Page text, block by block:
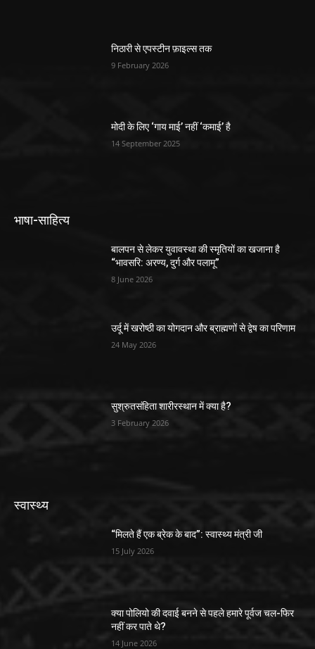
निठारी से एपस्टीन फ़ाइल्स तक
9 February 2026
मोदी के लिए ‘गाय माई’ नहीं ‘कमाई’ है
14 September 2025
भाषा-साहित्य
बालपन से लेकर युवावस्था की स्मृतियों का खजाना है
“भावसरि: अरण्य, दुर्ग और पलामू”
8 June 2026
उर्दू में खरोष्ठी का योगदान और ब्राह्मणों से द्वेष का परिणाम
24 May 2026
सुश्रुतसंहिता शारीरस्थान में क्या है?
3 February 2026
स्वास्थ्य
“मिलते हैं एक ब्रेक के बाद”: स्वास्थ्य मंत्री जी
15 July 2026
क्या पोलियो की दवाई बनने से पहले हमारे पूर्वज चल-फिर
नहीं कर पाते थे?
14 June 2026